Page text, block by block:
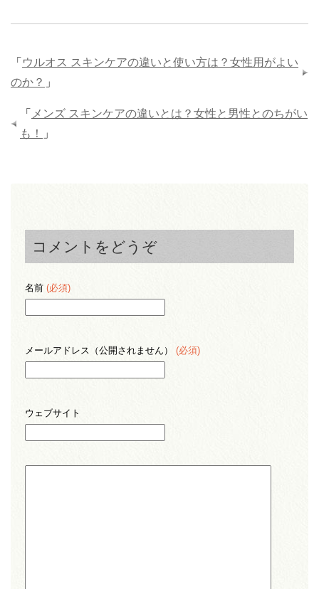
「 ウルオス スキンケアの違いと使い方は？女性用がよい
のか？ 」
「 メンズ スキンケアの違いとは？女性と男性とのちがい
も！
」
コメントをどうぞ
名前 (必須)
メールアドレス（公開されません） (必須)
ウェブサイト